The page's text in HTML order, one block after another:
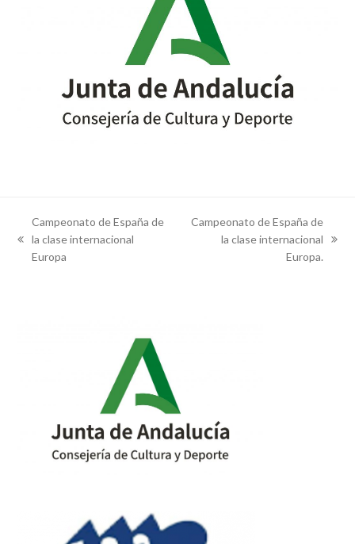
previous
post:
Campeonato de España de
la clase internacional
Europa
Campeonato de España de
la clase internacional
Europa.